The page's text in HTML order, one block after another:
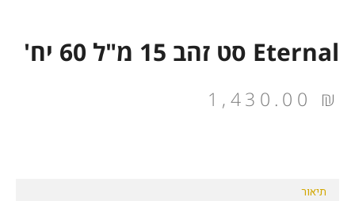
Eternal סט זהב 15 מ"ל 60 יח'
1,430.00 ₪
תיאור